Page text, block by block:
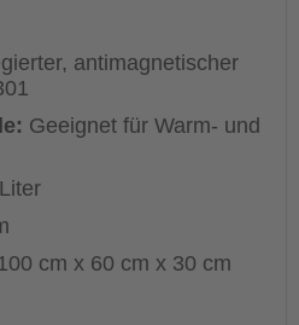
antimagnetischer
Geeignet für Warm- und
cm x 60 cm x 30 cm